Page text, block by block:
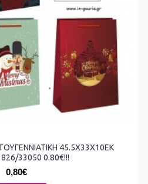
45.5Χ33Χ10ΕΚ
33050 0.80€!!!
0,80€